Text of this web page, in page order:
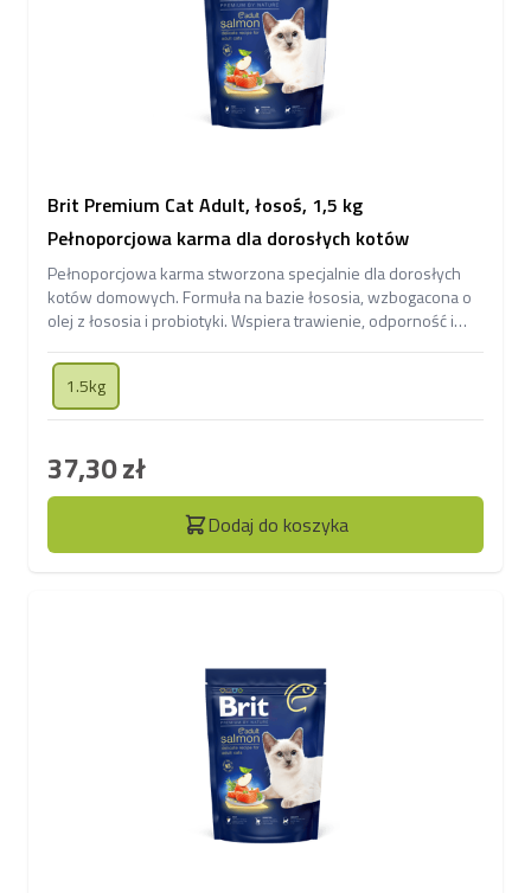
Brit Premium Cat Adult, łosoś, 1,5 kg
Pełnoporcjowa karma dla dorosłych kotów
Pełnoporcjowa karma stworzona specjalnie dla dorosłych
kotów domowych. Formuła na bazie łososia, wzbogacona o
olej z łososia i probiotyki. Wspiera trawienie, odporność i
1.5kg
37,30 zł
Dodaj do koszyka